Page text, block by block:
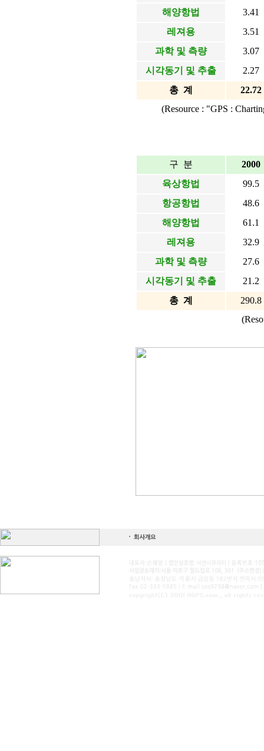
해양항법
3.41
레져용
3.51
과학 및 측량
3.07
시각동기 및 추출
2.27
총 계
22.72
(Resource : "GPS :
구 분
2000
육상항법
99.5
항공항법
48.6
해양항법
61.1
레져용
32.9
과학 및 측량
27.6
시각동기 및 추출
21.2
총 계
290.8